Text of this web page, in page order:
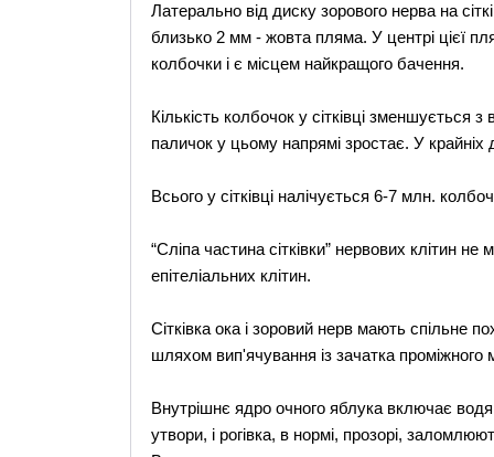
Латерально від диску зорового нерва на
близько 2 мм - жовта пляма. У центрі цієї
колбочки і є місцем найкращого бачення.
Кількість колбочок у сітківці зменшується
паличок у цьому напрямі зростає. У крайніх
Всього у сітківці налічується 6-7 млн.
“Сліпа частина сітківки” нервових клітин
епітеліальних клітин.
Сітківка ока і зоровий нерв мають спільне
шляхом вип'ячування із зачатка проміжного
Внутрішнє ядро очного яблука включає
утвори, і рогівка, в нормі, прозорі,